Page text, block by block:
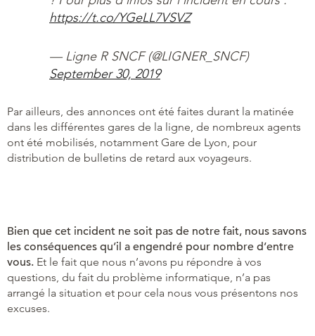
https://t.co/YGeLL7VSVZ
— Ligne R SNCF (@LIGNER_SNCF)
September 30, 2019
Par ailleurs, des annonces ont été faites durant la matinée
dans les différentes gares de la ligne, de nombreux agents
ont été mobilisés, notamment Gare de Lyon, pour
distribution de bulletins de retard aux voyageurs.
Bien que cet incident ne soit pas de notre fait, nous savons
les conséquences qu’il a engendré pour nombre d’entre
vous. Et le fait que nous n’avons pu répondre à vos
questions, du fait du problème informatique, n’a pas
arrangé la situation et pour cela nous vous présentons nos
excuses.